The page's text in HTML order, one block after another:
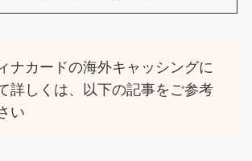
ナカードの海外キャッシングに
詳しくは、以下の記事をご参考
い